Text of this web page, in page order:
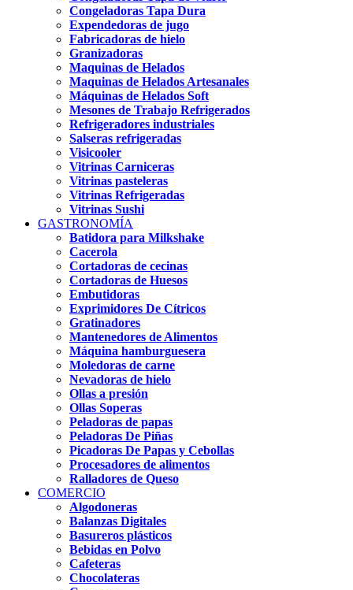
Congeladoras Tapa Dura
Expendedoras de jugo
Fabricadoras de hielo
Granizadoras
Maquinas de Helados
Maquinas de Helados Artesanales
Máquinas de Helados Soft
Mesones de Trabajo Refrigerados
Refrigeradores industriales
Salseras refrigeradas
Visicooler
Vitrinas Carniceras
Vitrinas pasteleras
Vitrinas Refrigeradas
Vitrinas Sushi
GASTRONOMÍA
Batidora para Milkshake
Cacerola
Cortadoras de cecinas
Cortadoras de Huesos
Embutidoras
Exprimidores De Cítricos
Gratinadores
Mantenedores de Alimentos
Máquina hamburguesera
Moledoras de carne
Nevadoras de hielo
Ollas a presión
Ollas Soperas
Peladoras de papas
Peladoras De Piñas
Picadoras De Papas y Cebollas
Procesadores de alimentos
Ralladores de Queso
COMERCIO
Algodoneras
Balanzas Digitales
Basureros plásticos
Bebidas en Polvo
Cafeteras
Chocolateras